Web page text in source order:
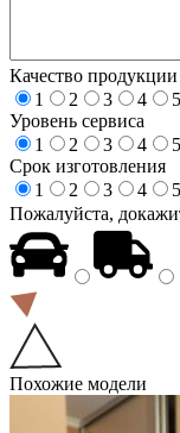
Качество продукции
1
2 3 4
5
Уровень сервиса
1
2 3 4
5
Срок изготовления
1
2 3 4
5
Пожалуйста,
Похожие модели